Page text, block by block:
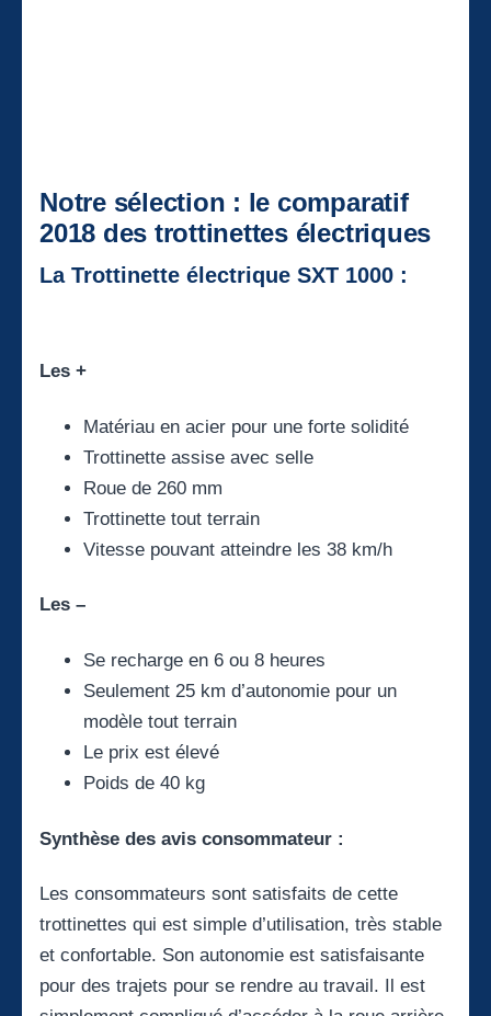
Notre sélection : le comparatif
2018 des trottinettes électriques
La Trottinette électrique SXT 1000 :
Les +
Matériau en acier pour une forte solidité
Trottinette assise avec selle
Roue de 260 mm
Trottinette tout terrain
Vitesse pouvant atteindre les 38 km/h
Les –
Se recharge en 6 ou 8 heures
Seulement 25 km d’autonomie pour un
modèle tout terrain
Le prix est élevé
Poids de 40 kg
Synthèse des avis consommateur :
Les consommateurs sont satisfaits de cette
trottinettes qui est simple d’utilisation, très stable
et confortable. Son autonomie est satisfaisante
pour des trajets pour se rendre au travail. Il est